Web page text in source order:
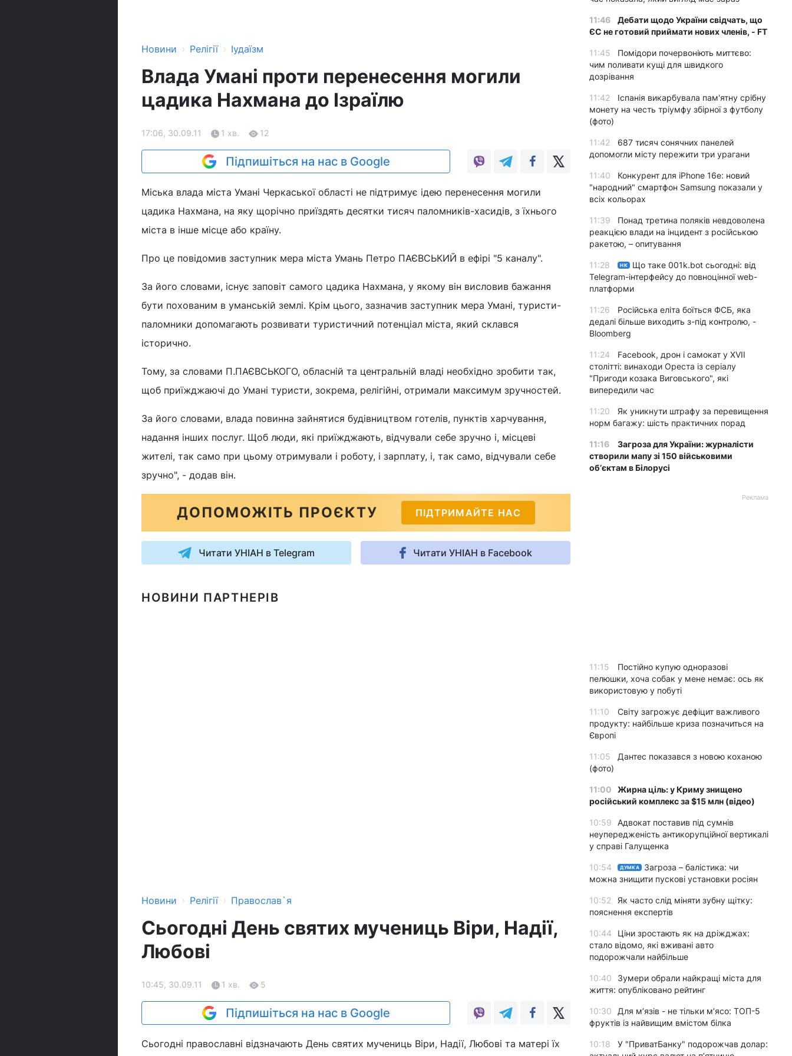
Новини › Релігії › Іудаїзм
Влада Умані проти перенесення могили
цадика Нахмана до Ізраїлю
17:06, 30.09.11 1 хв. 12
Підпишіться на нас в Google
Міська влада міста Умані Черкаської області не підтримує ідею перенесення могили
цадика Нахмана, на яку щорічно приїздять десятки тисяч паломників-хасидів, з їхнього
міста в інше місце або країну.
Про це повідомив заступник мера міста Умань Петро ПАЄВСЬКИЙ в ефірі "5 каналу".
За його словами, існує заповіт самого цадика Нахмана, у якому він висловив бажання
бути похованим в уманській землі. Крім цього, зазначив заступник мера Умані, туристи-
паломники допомагають розвивати туристичний потенціал міста, який склався
історично.
Тому, за словами П.ПАЄВСЬКОГО, обласній та центральній владі необхідно зробити так,
щоб приїжджаючі до Умані туристи, зокрема, релігійні, отримали максимум зручностей.
За його словами, влада повинна зайнятися будівництвом готелів, пунктів харчування,
надання інших послуг. Щоб люди, які приїжджають, відчували себе зручно і, місцеві
жителі, так само при цьому отримували і роботу, і зарплату, і, так само, відчували себе
зручно", - додав він.
ДОПОМОЖІТЬ ПРОЄКТУ ПІДТРИМАЙТЕ НАС
Читати УНІАН в Telegram Читати УНІАН в Facebook
НОВИНИ ПАРТНЕРІВ
Новини › Релігії › Православ`я
Сьогодні День святих мучениць Віри, Надії,
Любові
10:45, 30.09.11 1 хв. 5
Підпишіться на нас в Google
Сьогодні православні відзначають День святих мучениць Віри, Надії, Любові та матері їх
11:46
Дебати щодо України свідчать, що
ЄС не готовий приймати нових членів, - FT
11:45
Помідори почервоніють миттєво:
чим поливати кущі для швидкого
дозрівання
11:42
Іспанія викарбувала пам'ятну срібну
монету на честь тріумфу збірної з футболу
(фото)
11:42
687 тисяч сонячних панелей
допомогли місту пережити три урагани
11:40
Конкурент для iPhone 16e: новий
"народний" смартфон Samsung показали у
всіх кольорах
11:39
Понад третина поляків невдоволена
реакцією влади на інцидент з російською
ракетою, – опитування
11:28 НК
Що таке 001k.bot сьогодні: від
Telegram-інтерфейсу до повноцінної web-
платформи
11:26
Російська еліта боїться ФСБ, яка
дедалі більше виходить з-під контролю, -
Bloomberg
11:24
Facebook, дрон і самокат у XVII
столітті: винаходи Ореста із серіалу
"Пригоди козака Виговського", які
випередили час
11:20
Як уникнути штрафу за перевищення
норм багажу: шість практичних порад
11:16
Загроза для України: журналісти
створили мапу зі 150 військовими
обʼєктам в Білорусі
Реклама
11:15
Постійно купую одноразові
пелюшки, хоча собак у мене немає: ось як
використовую у побуті
11:10
Світу загрожує дефіцит важливого
продукту: найбільше криза позначиться на
Європі
11:05
Дантес показався з новою коханою
(фото)
11:00
Жирна ціль: у Криму знищено
російський комплекс за $15 млн (відео)
10:59
Адвокат поставив під сумнів
неупередженість антикорупційної вертикалі
у справі Галущенка
10:54 ДУМКА
Загроза – балістика: чи
можна знищити пускові установки росіян
10:52
Як часто слід міняти зубну щітку:
пояснення експертів
10:44
Ціни зростають як на дріжджах:
стало відомо, які вживані авто
подорожчали найбільше
10:40
Зумери обрали найкращі міста для
життя: опубліковано рейтинг
10:30
Для м’язів - не тільки м’ясо: ТОП-5
фруктів із найвищим вмістом білка
10:18
У "ПриватБанку" подорожчав долар: